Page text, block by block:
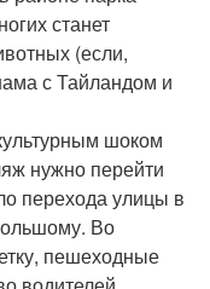
станет
(если,
с Тайландом и
шоком
нужно перейти
перехода улицы в
Во
пешеходные